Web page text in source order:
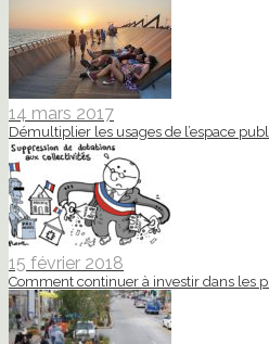
14 mars 2017
Démultiplier les usages de l’espace
15 février 2018
Comment continuer à investir dans les